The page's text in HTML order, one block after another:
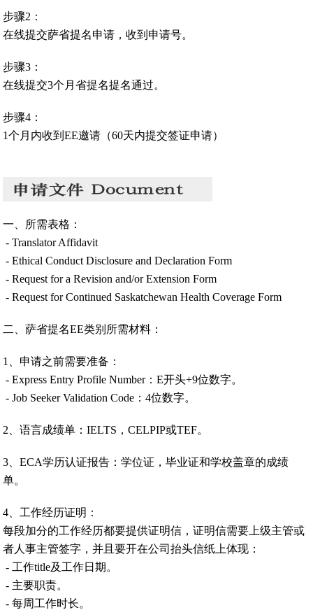
步骤2：
在线提交萨省提名申请，收到申请号。
步骤3：
在线提交3个月省提名提名通过。
步骤4：
1个月内收到EE邀请（60天内提交签证申请）
一、所需表格：
- Translator Affidavit
- Ethical Conduct Disclosure and Declaration Form
- Request for a Revision and/or Extension Form
- Request for Continued Saskatchewan Health Coverage Form
二、萨省提名EE类别所需材料：
1、申请之前需要准备：
- Express Entry Profile Number：E开头+9位数字。
- Job Seeker Validation Code：4位数字。
2、语言成绩单：IELTS，CELPIP或TEF。
3、ECA学历认证报告：学位证，毕业证和学校盖章的成绩
单。
4、工作经历证明：
每段加分的工作经历都要提供证明信，证明信需要上级主管或
者人事主管签字，并且要开在公司抬头信纸上体现：
- 工作title及工作日期。
- 主要职责。
- 每周工作时长。